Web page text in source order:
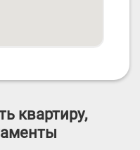
квартиру,